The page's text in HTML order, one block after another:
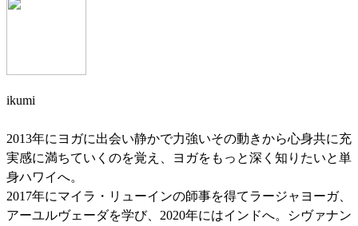
ikumi
2013年にヨガに出会い静かで力強いその動きから心身共に充
実感に満ちていくのを覚え、ヨガをもっと深く知りたいと単
身ハワイへ。
2017年にマイラ・リューインの師事を得てラージャヨーガ、
アーユルヴェーダを学び、2020年にはインドへ。シヴァナン